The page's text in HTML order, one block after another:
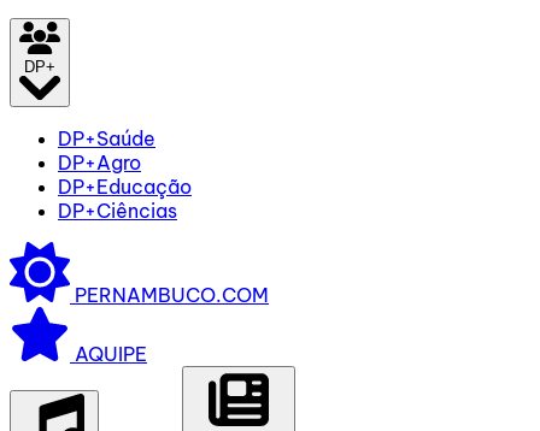
DP+
DP+Saúde
DP+Agro
DP+Educação
DP+Ciências
PERNAMBUCO.COM
AQUIPE